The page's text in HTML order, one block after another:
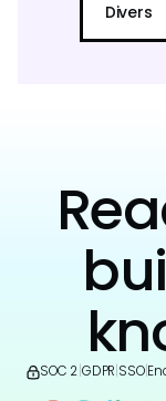
Divers
SOC 2 GDPR SSO|